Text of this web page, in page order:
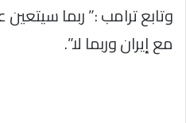
وتابع ترامب :” ربما سيتعين
مع إيران وربما لا”.